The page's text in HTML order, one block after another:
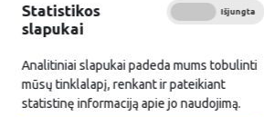
Statistikos
slapukai
Išjungta
Analitiniai slapukai padeda mums tobulinti
mūsų tinklalapį, renkant ir pateikiant
statistinę informaciją apie jo naudojimą.
LEADER